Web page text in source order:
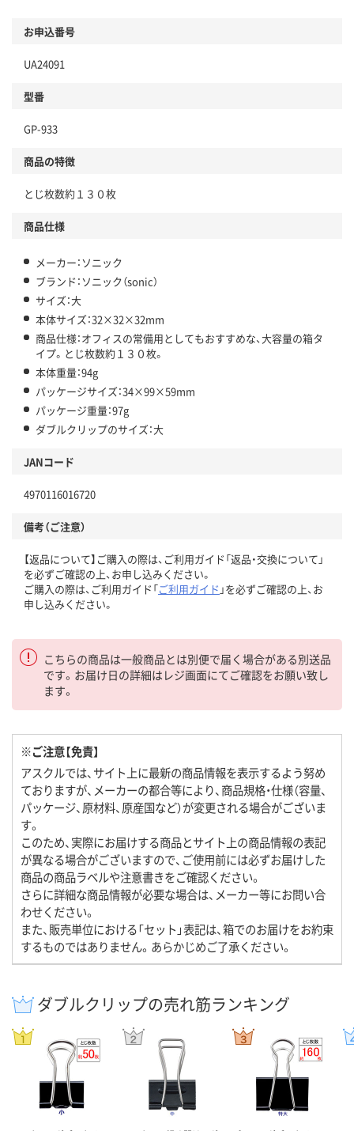
お申込番号
UA24091
型番
GP-933
商品の特徴
とじ枚数約１３０枚
商品仕様
メーカー：ソニック
ブランド：ソニック（sonic）
サイズ：大
本体サイズ：32×32×32mm
商品仕様：オフィスの常備用としてもおすすめな、大容量の箱タ
イプ。とじ枚数約１３０枚。
本体重量：94g
パッケージサイズ：34×99×59mm
パッケージ重量：97g
ダブルクリップのサイズ：大
JANコード
4970116016720
備考（ご注意）
【返品について】ご購入の際は、ご利用ガイド「返品・交換について」
を必ずご確認の上、お申し込みください。
ご購入の際は、ご利用ガイド「ご利用ガイド 」を必ずご確認の上、お
申し込みください。
こちらの商品は一般商品とは別便で届く場合がある別送品
です。お届け日の詳細はレジ画面にてご確認をお願い致し
ます。
※ご注意【免責】
アスクルでは、サイト上に最新の商品情報を表示するよう努め
ておりますが、メーカーの都合等により、商品規格・仕様（容量、
パッケージ、原材料、原産国など）が変更される場合がございま
す。
このため、実際にお届けする商品とサイト上の商品情報の表記
が異なる場合がございますので、ご使用前には必ずお届けした
商品の商品ラベルや注意書きをご確認ください。
さらに詳細な商品情報が必要な場合は、メーカー等にお問い合
わせください。
また、販売単位における「セット」表記は、箱でのお届けをお約束
するものではありません。あらかじめご了承ください。
ダブルクリップの売れ筋ランキング